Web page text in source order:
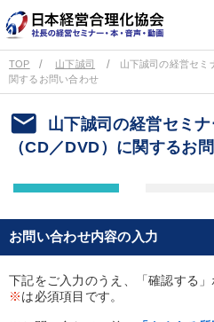
TOP 山下誠司
山下誠司の経営セミ
関するお問い合わせ
email
山下誠司の経営セミ
（CD／DVD）に関するお
お問い合わせ内容の入力
下記をご入力のうえ、「確認する」
※は必須項目です。